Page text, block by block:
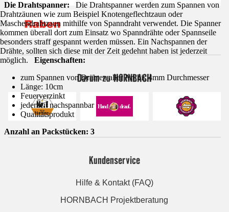
Die Drahtspanner: Die Drahtspanner werden zum Spannen von
Drahtzäunen wie zum Beispiel Knotengeflechtzaun oder
Maschendrahtzaun mithilfe von Spanndraht verwendet. Die Spanner
kommen überall dort zum Einsatz wo Spanndrähte oder Spannseile
besonders straff gespannt werden müssen. Ein Nachspannen der
Drähte, sollten sich diese mit der Zeit gedehnt haben ist jederzeit
möglich. Eigenschaften:
zum Spannen von Drähten aller Art bis 4mm Durchmesser
Länge: 10cm
Feuerverzinkt
jederzeit nachspannbar
Qualitätsprodukt
Anzahl an Packstücken: 3
Darum zu HORNBACH
Kundenservice
Hilfe & Kontakt (FAQ)
HORNBACH Projektberatung